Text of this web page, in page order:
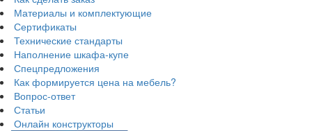
Материалы и комплектующие
Сертификаты
Технические стандарты
Наполнение шкафа-купе
Спецпредложения
Как формируется цена на мебель?
Вопрос-ответ
Статьи
Онлайн конструкторы